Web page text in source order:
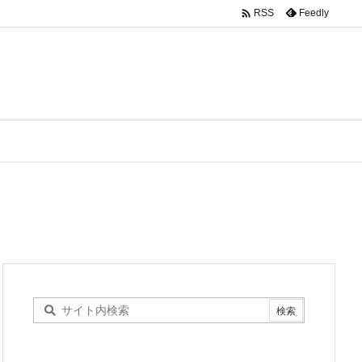
 RSS Feedly